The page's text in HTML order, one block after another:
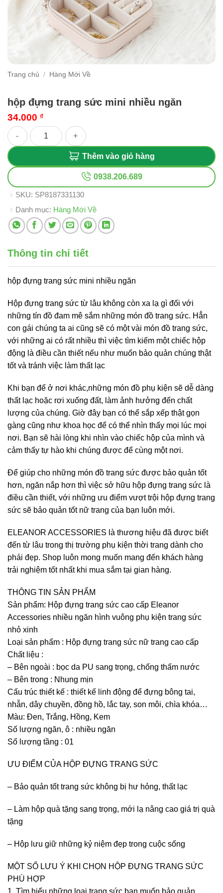
Trang chủ / Hàng Mới Về
hộp đựng trang sức mini nhiều ngăn
34.000 ₫
hộp đựng trang sức mini nhiều ngăn số lượng
Thêm vào giỏ hàng
0938.206.689
SKU: SP8187331130
Danh mục: Hàng Mới Về
Thông tin chi tiết
hộp đựng trang sức mini nhiều ngăn
Hộp đựng trang sức từ lâu không còn xa lạ gì đối với
những tín đồ đam mê sắm những món đồ trang sức. Hẳn
con gái chúng ta ai cũng sẽ có một vài món đồ trang sức,
với những ai có rất nhiều thì việc tìm kiếm một chiếc hộp
động là điều cần thiết nếu như muốn bảo quản chúng thật
tốt và tránh việc làm thất lạc
Khi bạn để ở nơi khác,những món đồ phụ kiện sẽ dễ dàng
thất lạc hoặc rơi xuống đất, làm ảnh hưởng đến chất
lượng của chúng. Giờ đây bạn có thể sắp xếp thật gọn
gàng cũng như khoa học để có thể nhìn thấy mọi lúc mọi
nơi. Bạn sẽ hài lòng khi nhìn vào chiếc hộp của mình và
cảm thấy tự hào khi chúng được để cùng một nơi.
Để giúp cho những món đồ trang sức được bảo quản tốt
hơn, ngăn nắp hơn thì việc sở hữu hộp đựng trang sức là
điều cần thiết, với những ưu điểm vượt trội hộp đựng trang
sức sẽ bảo quản tốt nữ trang của bạn luôn mới.
ELEANOR ACCESSORIES là thương hiệu đã được biết
đến từ lâu trong thị trường phụ kiện thời trang dành cho
phái đẹp. Shop luôn mong muốn mang đến khách hàng
trải nghiệm tốt nhất khi mua sắm tại gian hàng.
THÔNG TIN SẢN PHẨM
Sản phẩm: Hộp đựng trang sức cao cấp Eleanor
Accessories nhiều ngăn hình vuông phụ kiện trang sức
nhỏ xinh
Loại sản phẩm : Hộp đựng trang sức nữ trang cao cấp
Chất liệu :
– Bên ngoài : bọc da PU sang trọng, chống thấm nước
– Bên trong : Nhung mịn
Cấu trúc thiết kế : thiết kế linh động để đựng bông tai,
nhẫn, dây chuyền, đồng hồ, lắc tay, son môi, chìa khóa…
Màu: Đen, Trắng, Hồng, Kem
Số lượng ngăn, ô : nhiều ngăn
Số lượng tầng : 01
ƯU ĐIỂM CỦA HỘP ĐỰNG TRANG SỨC
– Bảo quản tốt trang sức không bị hư hỏng, thất lạc
– Làm hộp quà tặng sang trọng, mới lạ nâng cao giá trị quà
tặng
– Hộp lưu giữ những kỷ niệm đẹp trong cuộc sống
MỘT SỐ LƯU Ý KHI CHỌN HỘP ĐỰNG TRANG SỨC
PHÙ HỢP
1. Tìm hiểu những loại trang sức bạn muốn bảo quản